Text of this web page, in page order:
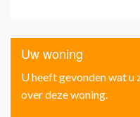
Uw woning
U heeft gevonden wat
over deze woning.